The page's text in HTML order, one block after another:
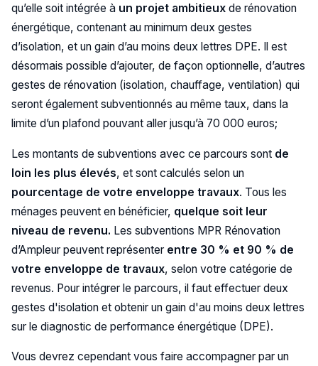
qu’elle soit intégrée à un projet ambitieuxde rénovation
énergétique, contenant au minimum deux gestes
d’isolation, et un gain d’au moins deux lettres DPE. Il est
désormais possible d’ajouter, de façon optionnelle, d’autres
gestes de rénovation (isolation, chauffage, ventilation) qui
seront également subventionnés au même taux, dans la
limite d’un plafond pouvant aller jusqu’à 70 000 euros;
Les montants de subventions avec ce parcours sont de
loin les plus élevés, et sont calculés selon un
pourcentage de votre enveloppe travaux. Tous les
ménages peuvent en bénéficier, quelque soit leur
niveau de revenu. Les subventions MPR Rénovation
d’Ampleur peuvent représenter entre 30 % et 90 % de
votre enveloppe de travaux, selon votre catégorie de
revenus. Pour intégrer le parcours, il faut effectuer deux
gestes d'isolation et obtenir un gain d'au moins deux lettres
sur le diagnostic de performance énergétique (DPE).
Vous devrez cependant vous faire accompagner par un